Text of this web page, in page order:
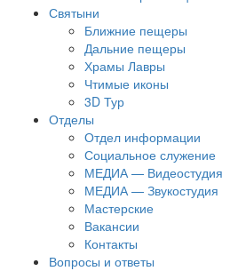
Святыни
Ближние пещеры
Дальние пещеры
Храмы Лавры
Чтимые иконы
3D Тур
Отделы
Отдел информации
Социальное служение
МЕДИА — Видеостудия
МЕДИА — Звукостудия
Мастерские
Вакансии
Контакты
Вопросы и ответы